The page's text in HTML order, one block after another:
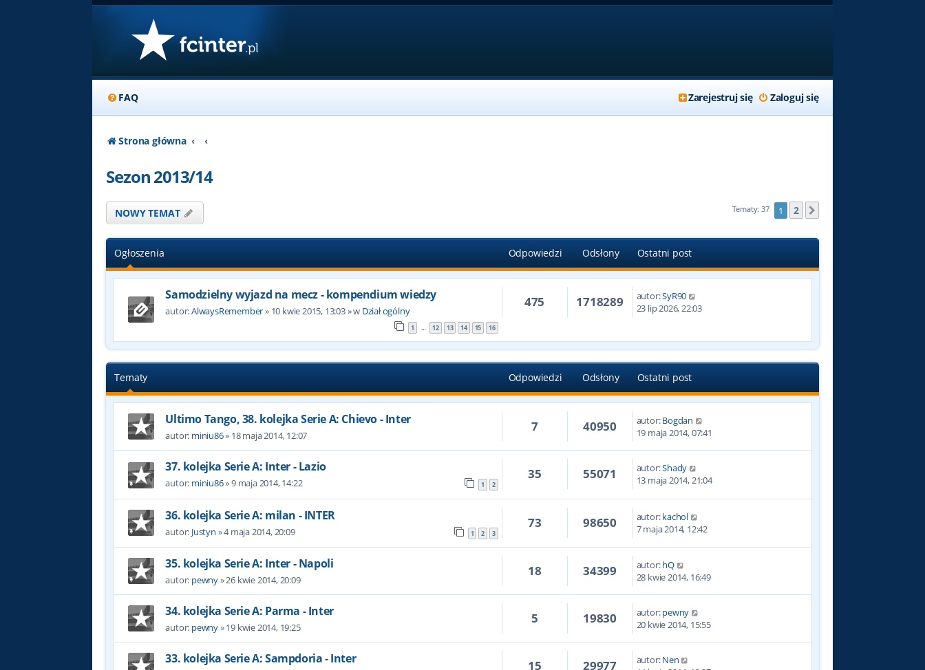
FAQ Zaloguj się
Zarejestruj się
Strona główna
Sezon 2013/14
NOWY TEMAT Tematy: 37 1 2
Ogłoszenia Odpowiedzi Odsłony Ostatni post
Samodzielny wyjazd na mecz - kompendium wiedzy
autor:AlwaysRemember» 10 kwie 2015, 13:03» w Dział ogólny
1 … 12 13 14 15 16
475 1718289 autor:SyR90
23 lip 2026, 22:03
Tematy Odpowiedzi Odsłony Ostatni post
Ultimo Tango, 38. kolejka Serie A: Chievo - Inter
autor: miniu86» 18 maja 2014, 12:07
7 40950 autor:Bogdan
19 maja 2014, 07:41
37. kolejka Serie A: Inter - Lazio
autor: miniu86»9 maja 2014, 14:22 1 2
35 55071 autor:Shady
13 maja 2014, 21:04
36. kolejka Serie A: milan - INTER
autor: Justyn »4 maja 2014, 20:09 1 2 3
73 98650 autor:kachol
7 maja 2014, 12:42
35. kolejka Serie A: Inter - Napoli
autor: pewny»26 kwie 2014, 20:09
18 34399 autor:hQ
28 kwie 2014, 16:49
34. kolejka Serie A: Parma - Inter
autor: pewny»19 kwie 2014, 19:25
5 19830 autor:pewny
20 kwie 2014, 15:55
33. kolejka Serie A: Sampdoria - Inter 15 29977 autor:Nen